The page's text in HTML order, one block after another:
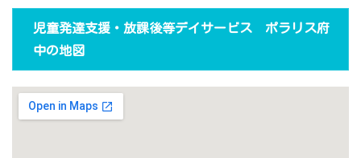
児童発達支援・放課後等デイサービス ポラリス府
中の地図